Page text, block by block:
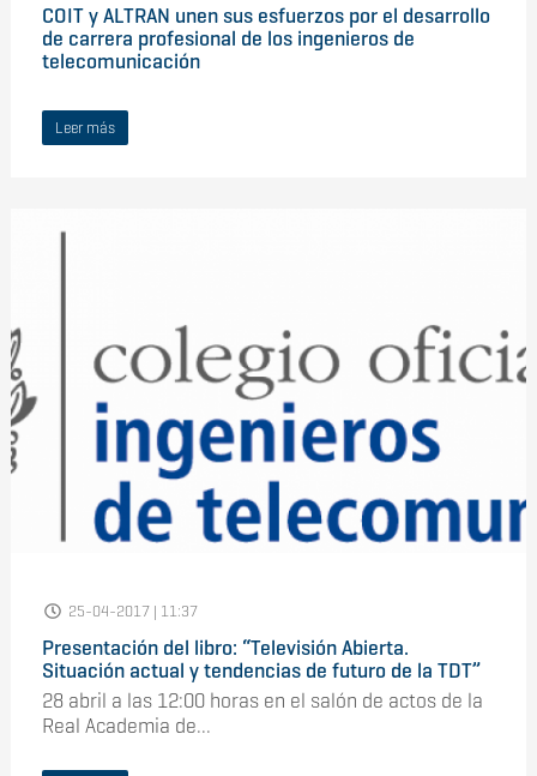
COIT y ALTRAN unen sus esfuerzos por el desarrollo
de carrera profesional de los ingenieros de
telecomunicación
Leer más
25-04-2017 | 11:37
Presentación del libro: “Televisión Abierta.
Situación actual y tendencias de futuro de la TDT”
28 abril a las 12:00 horas en el salón de actos de la
Real Academia de...